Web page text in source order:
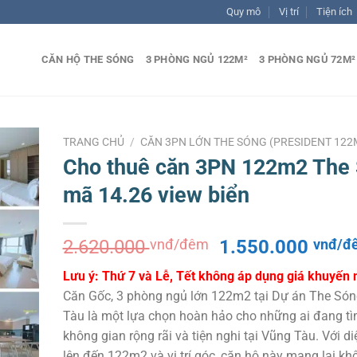
Quy mô Vị trí Tiện ích
CĂN HỘ THE SÓNG 3 PHÒNG NGỦ 122M² 3 PHÒNG NGỦ 72M²
TRANG CHỦ / CĂN 3PN LỚN THE SÓNG (PRESIDENT
Cho thuê căn 3PN 122m2 The
mã 14.26 view biển
2.620.000vnđ/đêm
Giá
gốc
là:
2.620.000 vnđ/
đêm.
1.550.000 vnđ/
Lưu ý: Thứ 7 và Lễ, Tết không áp dụng giá khuyến
Căn Gốc, 3 phòng ngủ lớn 122m2 tại Dự án The
Tàu là một lựa chọn hoàn hảo cho những ai đang
không gian rộng rãi và tiện nghi tại Vũng Tàu. Với